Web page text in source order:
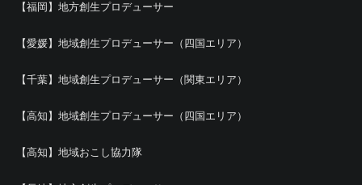
【福岡】地方創生プロデューサー
【愛媛】地域創生プロデューサー（四国エリア）
【千葉】地域創生プロデューサー（関東エリア）
【高知】地域創生プロデューサー（四国エリア）
【高知】地域おこし協力隊